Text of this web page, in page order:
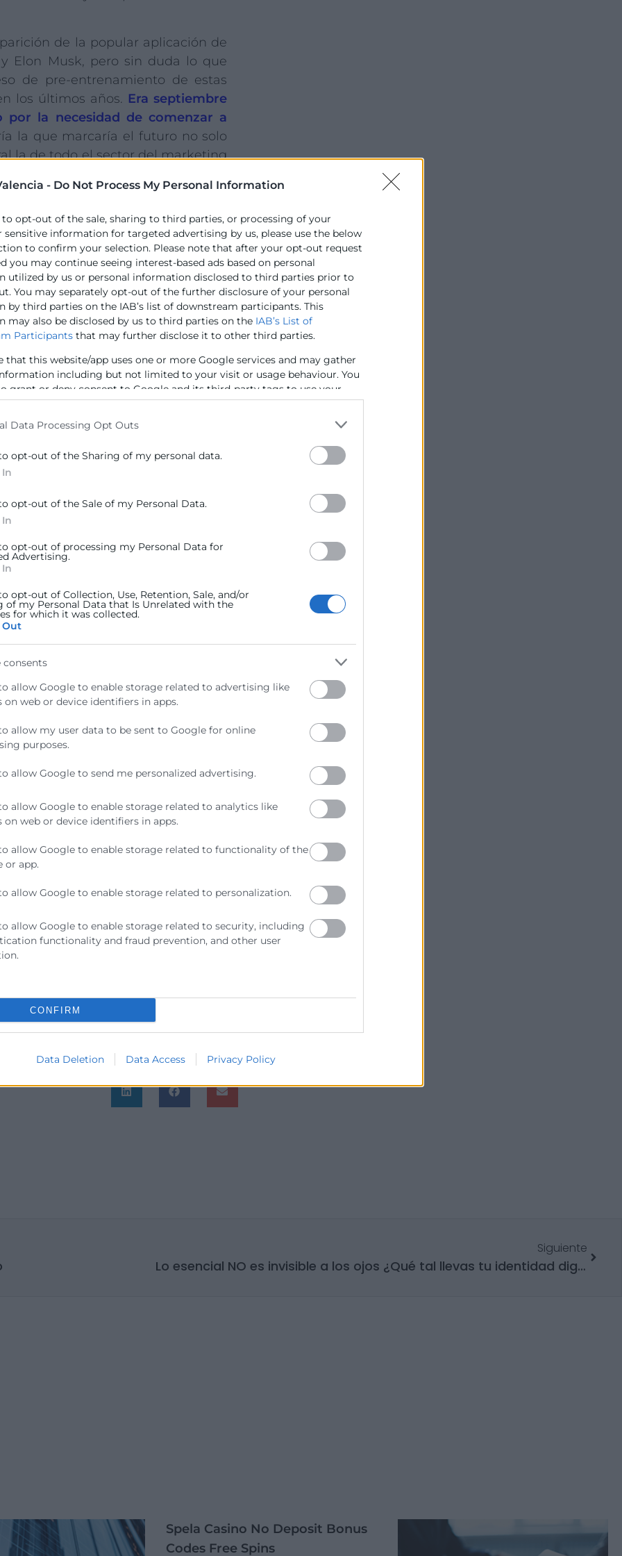
- Do Not Process My Personal Information
to opt-out of the sale, sharing to third parties, or processing of your
sensitive information for targeted advertising by us, please use the below
to confirm your selection. Please note that after your opt-out request
you may continue seeing interest-based ads based on personal
utilized by us or personal information disclosed to third parties prior to
You may separately opt-out of the further disclosure of your personal
by third parties on the IAB’s list of downstream participants. This
may also be disclosed by us to third parties on the IAB’s List of
Participants that may further disclose it to other third parties.
that this website/app uses one or more Google services and may gather
including but not limited to your visit or usage behaviour. You
grant or deny consent to Google and its third-party tags to use your
specified purposes in below Google consent section.
Data Processing Opt Outs
opt-out of the Sharing of my personal data.
opt-out of the Sale of my Personal Data.
opt-out of processing my Personal Data for
Advertising.
opt-out of Collection, Use, Retention, Sale, and/or
of my Personal Data that Is Unrelated with the
for which it was collected.
consents
allow Google to enable storage related to advertising like
on web or device identifiers in apps.
allow my user data to be sent to Google for online
purposes.
allow Google to send me personalized advertising.
allow Google to enable storage related to analytics like
on web or device identifiers in apps.
allow Google to enable storage related to functionality of the
or app.
allow Google to enable storage related to personalization.
allow Google to enable storage related to security, including
functionality and fraud prevention, and other user
CONFIRM
Data Deletion Data Access Privacy Policy
de la popular aplicación de
Elon Musk, pero sin duda lo que
de pre-entrenamiento de estas
los últimos años. Era septiembre
la necesidad de comenzar a
la que marcaría el futuro no solo
la de todo el sector del marketing
algunas áreas de la IA en las que
que, para ser honestos,
que productos listos para su
lejano, sino casi el inmediato, de
a ver la luz, pero una cosa parece
obligados a acompañar con
. Y, además, a hacerlo de una
marcando la diferencia es la
deprisa que cualquier pasado
espera.
frontera en el
atrás ya ha desaparecido: la IA
digitales y tecnológicas, que
en los últimos años de su mano, y
de los nuevos agentes en el
y están incorporando opciones
será, pues, una etapa que nos
a fortalecer nuestros procesos,
a mejorar nuestra profesión en
de forma correcta.
predecir escenarios
crear campañas y anuncios
forma eficaz, diseñar o idear… son
la Inteligencia Artificial podrá
de un antes y un después en
que diferenciará a quienes sean
ilimitadas de trabajo junto a
previos menos efectivos, más
completos en su resultado. Sin
la necesaria reflexión ética y
un formato de convivencia con el
su beneficio para profesionales,
yde nosotros mismos depende
tendrá la IA por protagonista.
de
Siguiente
Lo esencial NO es invisible a los ojos ¿Qué tal llevas tu identidad digital?
Spela Casino No Deposit Bonus
Codes Free Spins